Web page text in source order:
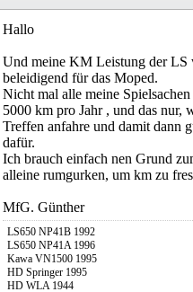
Hallo
Und meine KM Leistung der LS
beleidigend für das Moped.
Nicht mal alle meine
5000 km pro Jahr , und das nur,
Treffen anfahre und damit dann
dafür.
Ich brauch einfach nen Grund
alleine rumgurken, um km zu
MfG. Günther
LS650 NP41B 1992
LS650 NP41A 1996
Kawa VN1500 1995
HD Springer 1995
HD WLA 1944